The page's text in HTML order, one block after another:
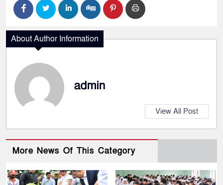
About Author Information
admin
View All Post
More News Of This Category